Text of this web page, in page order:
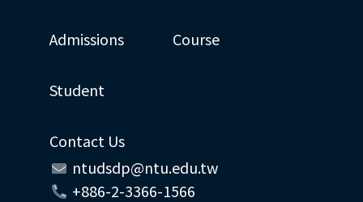
Admissions Course
Student
Contact Us
ntudsdp@ntu.edu.tw
+886-2-3366-1566